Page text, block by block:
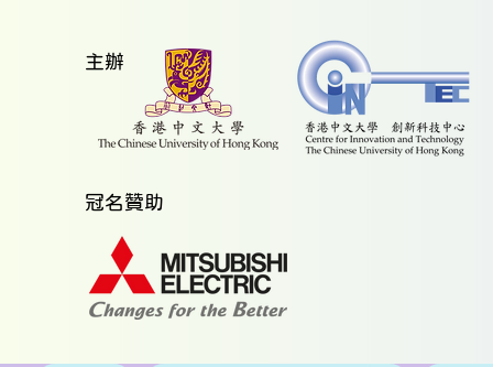
​主辦
​冠名贊助